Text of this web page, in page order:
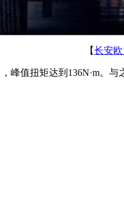
【长安
峰值扭矩达到136N·m。与